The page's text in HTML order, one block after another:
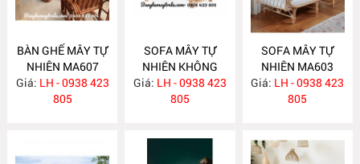
BÀN GHẾ MÂY TỰ
NHIÊN MA607
Giá: LH - 0938 423
805
SOFA MÂY TỰ
NHIÊN KHÔNG
TỰA MA604
Giá: LH - 0938 423
805
SOFA MÂY TỰ
NHIÊN MA603
Giá: LH - 0938 423
805